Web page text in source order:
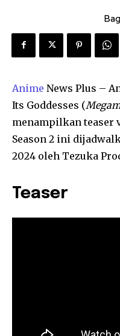
Anime News Plus –
Its Goddesses (
menampilkan teaser
Season 2 ini
2024 oleh Tezuka
Teaser